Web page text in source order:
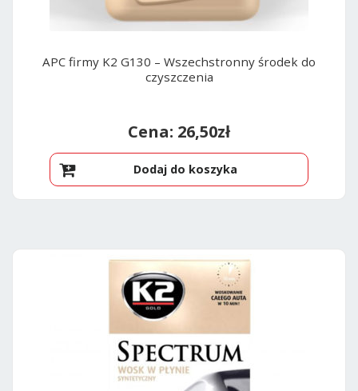
APC firmy K2 G130 – Wszechstronny środek do
czyszczenia
26,50zł
Dodaj do koszyka